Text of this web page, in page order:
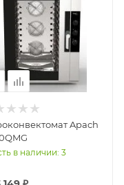
Apach
в наличии: 3